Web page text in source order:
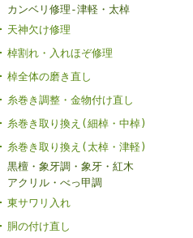
カンベリ修理-津軽・太棹
天神欠け修理
棹割れ・入れほぞ修理
棹全体の磨き直し
糸巻き調整・金物付け直し
糸巻き取り換え(細棹・中棹)
糸巻き取り換え(太棹・津軽)
黒檀・象牙調・象牙・紅木
アクリル・べっ甲調
東サワリ入れ
胴の付け直し